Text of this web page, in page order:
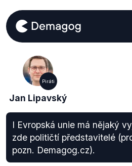
Piráti
Jan Lipavský
I Evropská unie má nějaký
zde političtí představitelé
pozn. Demagog.cz).